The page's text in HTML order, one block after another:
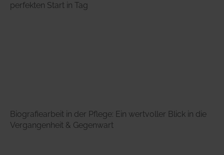
perfekten Start in Tag
Biografiearbeit in der Pflege: Ein wertvoller Blick in die
Vergangenheit & Gegenwart